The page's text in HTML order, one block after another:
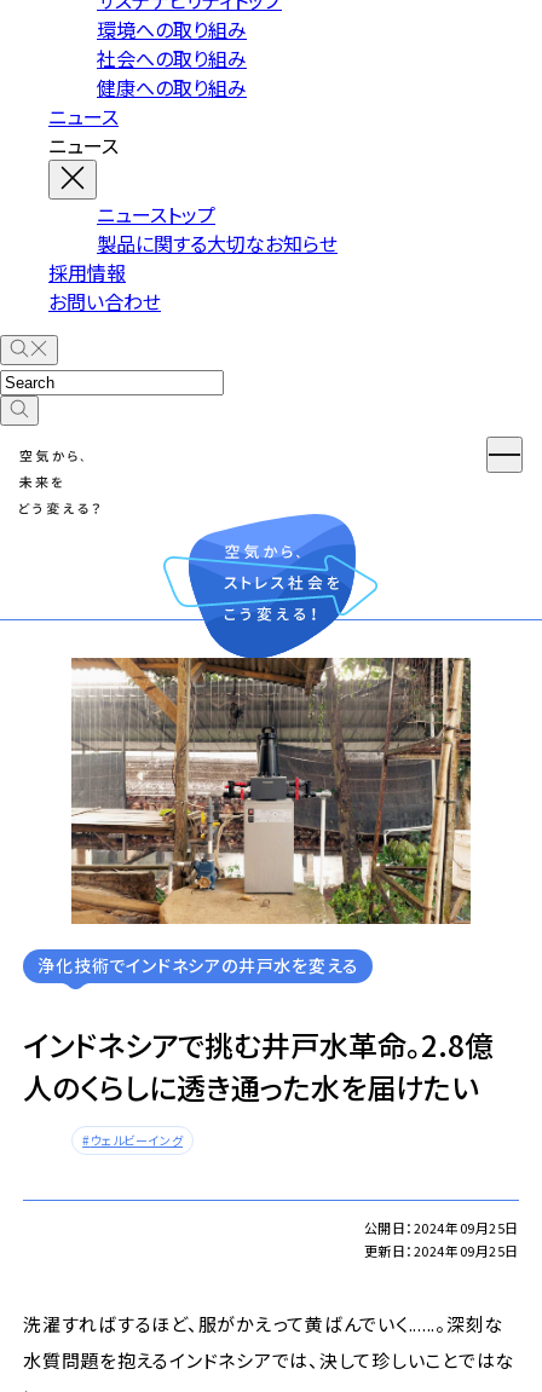
環境への取り組み
社会への取り組み
健康への取り組み
ニュース
ニュース
ニューストップ
製品に関する大切なお知らせ
採用情報
お問い合わせ
浄化技術でインドネシアの井戸水を変える
インドネシアで挑む井戸水革命。2.8億
人のくらしに透き通った水を届けたい
ウェルビーイング
公開日：2024年09月25日
更新日：2024年09月25日
洗濯すればするほど、服がかえって黄ばんでいく......。深刻な
水質問題を抱えるインドネシアでは、決して珍しいことではな